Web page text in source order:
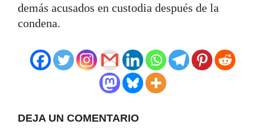
demás acusados ​​en custodia después de la
condena.
DEJA UN COMENTARIO